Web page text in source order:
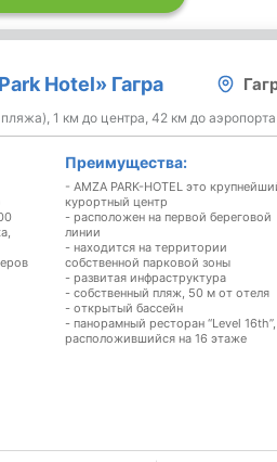
Hotel» Гагра
1 км до центра, 42 км до
Преимущества:
- AMZA PARK-HOTEL это
курортный центр
- расположен на первой береговой
линии
- находится на территории
собственной парковой зоны
- развитая инфраструктура
- собственный пляж, 50 м от отеля
- открытый бассейн
- панорамный ресторан “Level 16th”,
расположившийся на 16 этаже